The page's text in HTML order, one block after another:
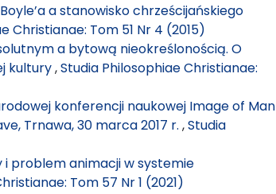
a stanowisko chrześcijańskiego
Christianae: Tom 51 Nr 4 (2015)
a bytową nieokreślonością. O
kultury,Studia Philosophiae Christianae:
konferencji naukowej Image of Man
Trnawa, 30 marca 2017 r. ,Studia
i problem animacji w systemie
Tom 57 Nr 1 (2021)